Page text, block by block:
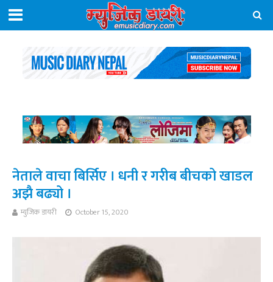
नेताले वाचा बिर्सिए । धनी र गरीब बीचको खाडल
अझै बढ्यो ।
म्युजिक डायरी October 15, 2020